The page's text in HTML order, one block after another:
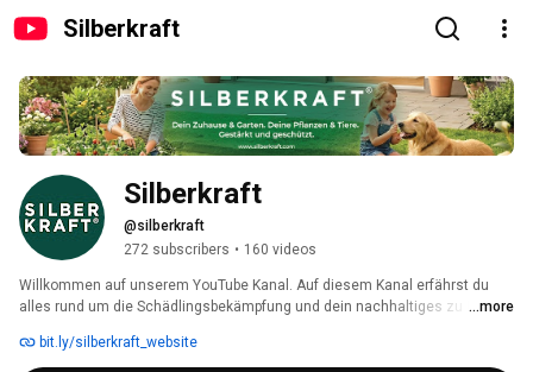
Silberkraft
Silberkraft
@silberkraft
272 subscribers • 160 videos
Willkommen auf unserem YouTube Kanal. Auf diesem Kanal erfährst du
alles rund um die Schädlingsbekämpfung und dein nachhaltiges zu Hause.
www.silberkraft.com
...more
bit.ly/silberkraft_website